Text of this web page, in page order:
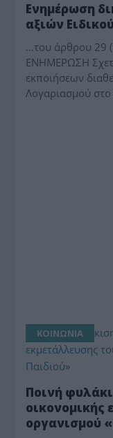
Ενημέρωση
αξιών
…του άρθρου 29
ΕΝΗΜΕΡΩΣΗ
εκποιήσεων
Λογαριασμού
ΚΟΙΝΩΝΙΑ
Ποινή
οικονομικής
οργανισμού